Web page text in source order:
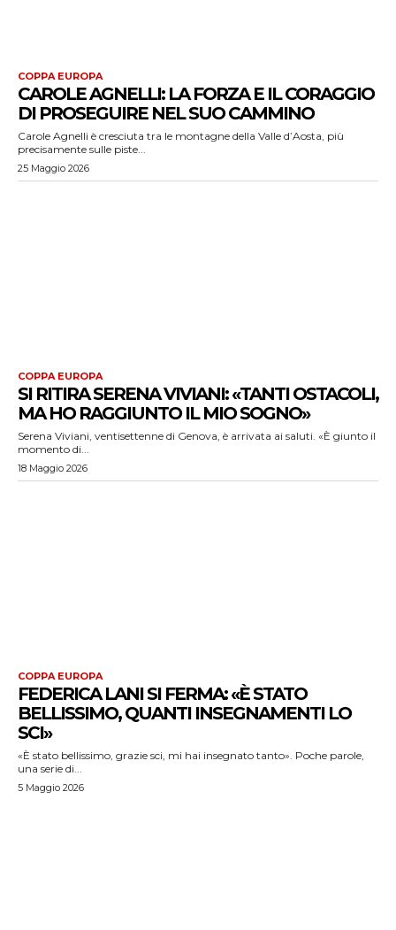
COPPA EUROPA
CAROLE AGNELLI: LA FORZA E IL CORAGGIO
DI PROSEGUIRE NEL SUO CAMMINO
Carole Agnelli è cresciuta tra le montagne della Valle d’Aosta, più
precisamente sulle piste...
25 Maggio 2026
COPPA EUROPA
SI RITIRA SERENA VIVIANI: «TANTI OSTACOLI,
MA HO RAGGIUNTO IL MIO SOGNO»
Serena Viviani, ventisettenne di Genova, è arrivata ai saluti. «È giunto il
momento di...
18 Maggio 2026
COPPA EUROPA
FEDERICA LANI SI FERMA: «È STATO
BELLISSIMO, QUANTI INSEGNAMENTI LO
SCI»
«È stato bellissimo, grazie sci, mi hai insegnato tanto». Poche parole,
una serie di...
5 Maggio 2026